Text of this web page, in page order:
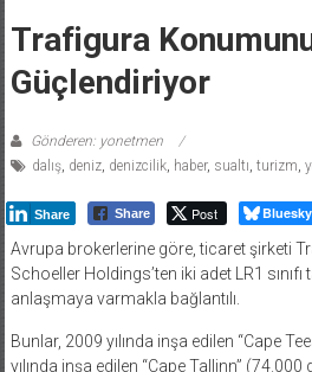
Trafigura
Güçlendiriyor
Gönderen: yonetmen
dalış, deniz, denizcilik, haber, sualtı turizm
Share Share Post Bluesky
Avrupa brokerlerine göre, ticaret şirketi
Schoeller Holdings’ten iki adet LR1
anlaşmaya varmakla bağlantılı.
Bunlar, 2009 yılında inşa edilen “Cape
yılında inşa edilen “Cape Tallinn”